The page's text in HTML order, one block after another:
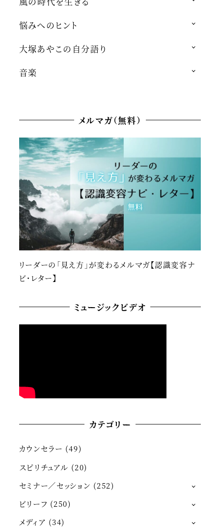
悩みへのヒント
大塚あやこの自分語り
音楽
メルマガ（無料）
リーダーの「見え方」が変わるメルマガ【認識変容ナ
ビ・レター】
ミュージックビデオ
カテゴリー
カウンセラー (49)
スピリチュアル (20)
セミナー／セッション (252)
ビリーフ (250)
メディア (34)